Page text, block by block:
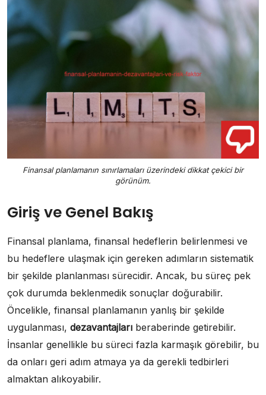
Finansal planlamanın sınırlamaları üzerindeki dikkat çekici bir
görünüm.
Giriş ve Genel Bakış
Finansal planlama, finansal hedeflerin belirlenmesi ve
bu hedeflere ulaşmak için gereken adımların sistematik
bir şekilde planlanması sürecidir. Ancak, bu süreç pek
çok durumda beklenmedik sonuçlar doğurabilir.
Öncelikle, finansal planlamanın yanlış bir şekilde
uygulanması, dezavantajları beraberinde getirebilir.
İnsanlar genellikle bu süreci fazla karmaşık görebilir, bu
da onları geri adım atmaya ya da gerekli tedbirleri
almaktan alıkoyabilir.